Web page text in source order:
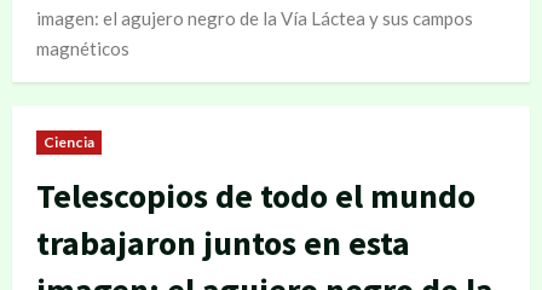
imagen: el agujero negro de la Vía Láctea y sus campos
magnéticos
Ciencia
Telescopios de todo el mundo
trabajaron juntos en esta